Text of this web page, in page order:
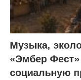
Музыка,
«Эмбер
социальную